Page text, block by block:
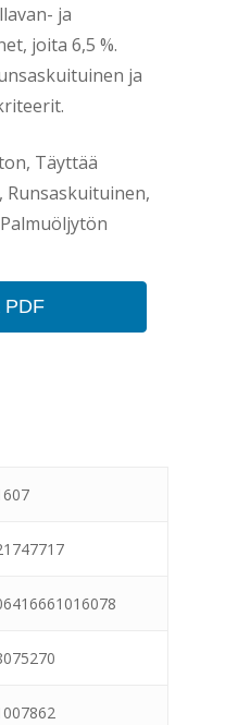
ja
joita 6,5 %.
ja
Täyttää
PDF